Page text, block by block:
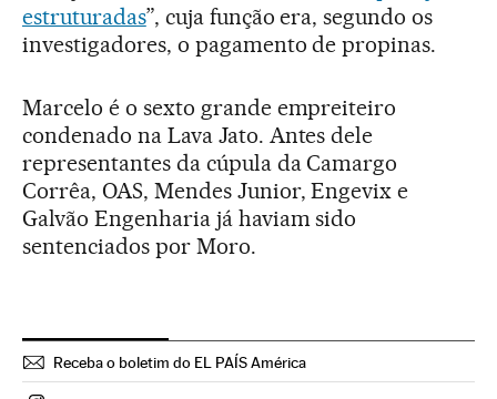
estruturadas”, cuja função era, segundo os
investigadores, o pagamento de propinas.
Marcelo é o sexto grande empreiteiro
condenado na Lava Jato. Antes dele
representantes da cúpula da Camargo
Corrêa, OAS, Mendes Junior, Engevix e
Galvão Engenharia já haviam sido
sentenciados por Moro.
Receba o boletim do EL PAÍS América